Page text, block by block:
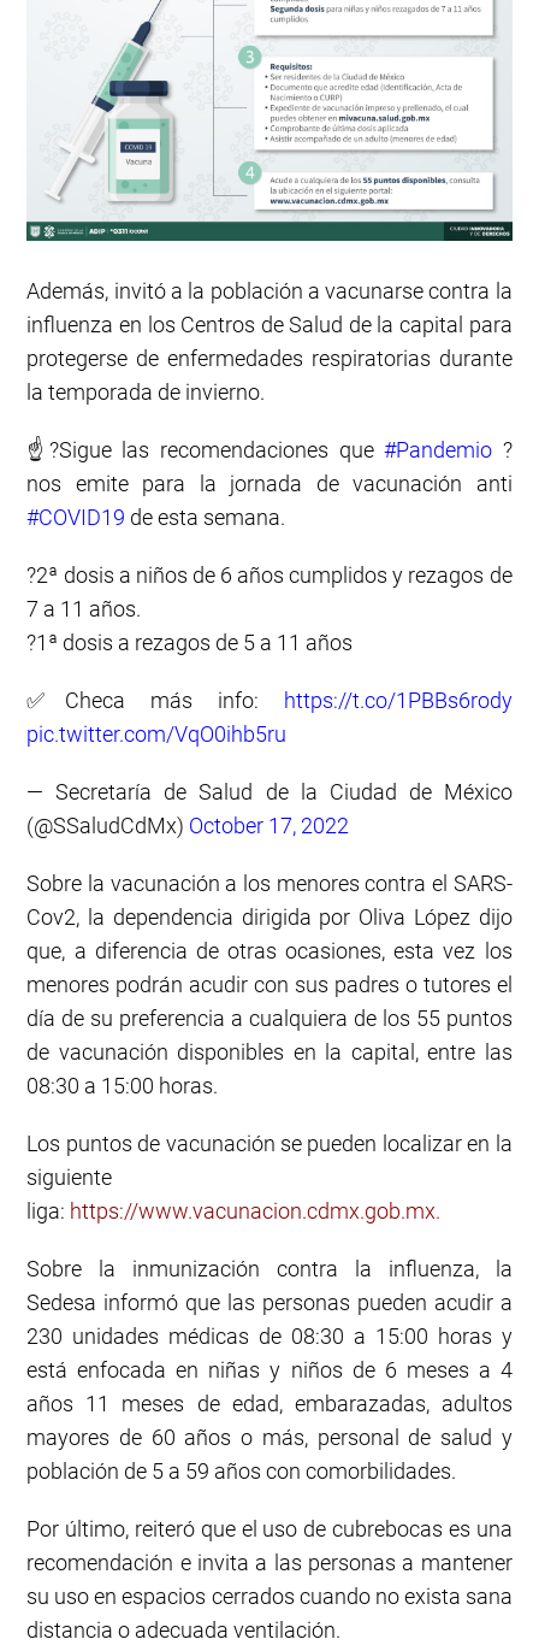
Además, invitó a la población a vacunarse contra la
influenza en los Centros de Salud de la capital para
protegerse de enfermedades respiratorias durante
la temporada de invierno.
☝️?Sigue las recomendaciones que#Pandemio ?
nos emite para la jornada de vacunación anti
#COVID19 de esta semana.
?2ª dosis a niños de 6 años cumplidos y rezagos de
7 a 11 años.
?1ª dosis a rezagos de 5 a 11 años
✅Checa más info:
https://t.co/1PBBs6rody
pic.twitter.com/VqO0ihb5ru
— Secretaría de Salud de la Ciudad de México
(@SSaludCdMx) October 17, 2022
Sobre la vacunación a los menores contra el SARS-
Cov2, la dependencia dirigida por Oliva López dijo
que, a diferencia de otras ocasiones, esta vez los
menores podrán acudir con sus padres o tutores el
día de su preferencia a cualquiera de los 55 puntos
de vacunación disponibles en la capital, entre las
08:30 a 15:00 horas.
Los puntos de vacunación se pueden localizar en la
siguiente
liga: https://www.vacunacion.cdmx.gob.mx.
Sobre la inmunización contra la influenza, la
Sedesa informó que las personas pueden acudir a
230 unidades médicas de 08:30 a 15:00 horas y
está enfocada en niñas y niños de 6 meses a 4
años 11 meses de edad, embarazadas, adultos
mayores de 60 años o más, personal de salud y
población de 5 a 59 años con comorbilidades.
Por último, reiteró que el uso de cubrebocas es una
recomendación e invita a las personas a mantener
su uso en espacios cerrados cuando no exista sana
distancia o adecuada ventilación.